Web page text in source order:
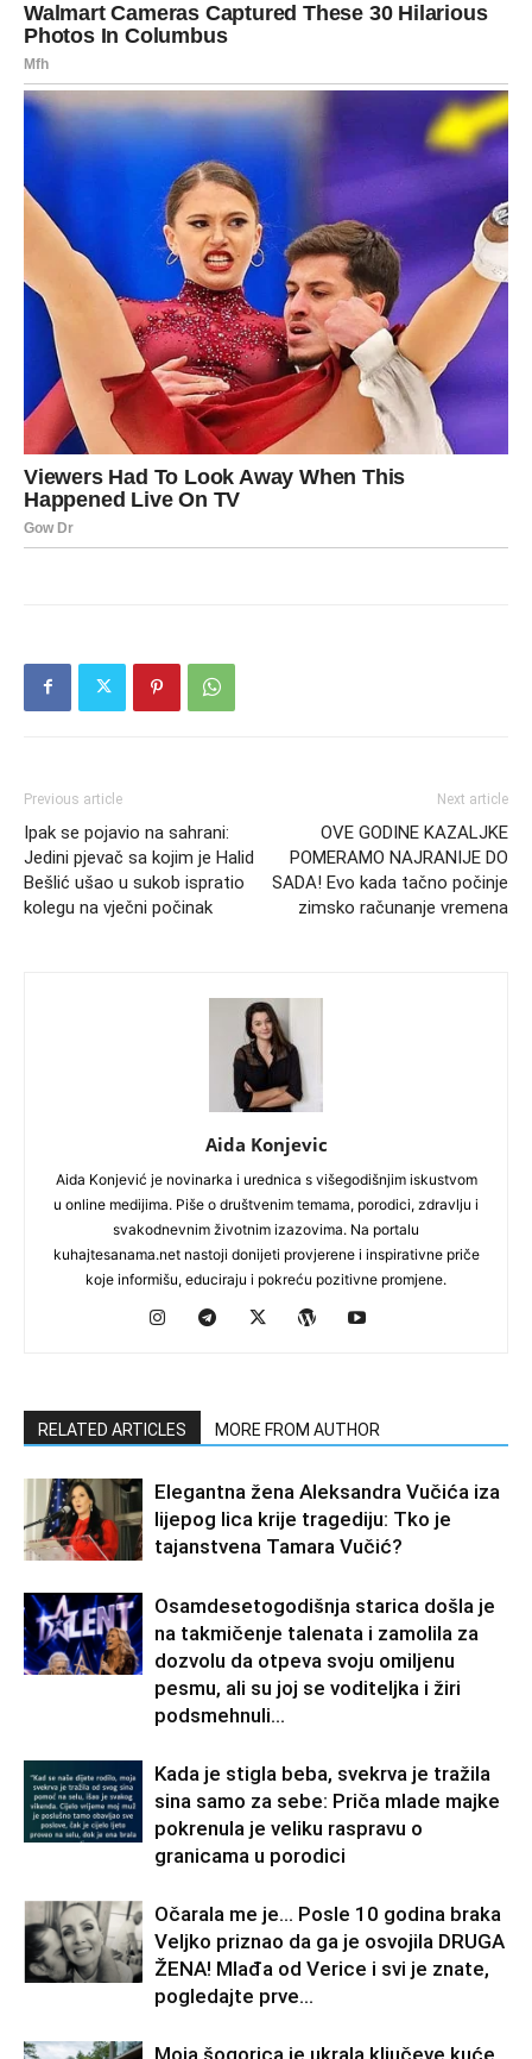
Previous article
Ipak se pojavio na sahrani:
Jedini pjevač sa kojim je Halid
Bešlić ušao u sukob ispratio
kolegu na vječni počinak
Next article
OVE GODINE KAZALJKE
POMERAMO NAJRANIJE DO
SADA! Evo kada tačno počinje
zimsko računanje vremena
Aida Konjevic
Aida Konjević je novinarka i urednica s višegodišnjim iskustvom
u online medijima. Piše o društvenim temama, porodici, zdravlju i
svakodnevnim životnim izazovima. Na portalu
kuhajtesanama.net nastoji donijeti provjerene i inspirativne priče
koje informišu, educiraju i pokreću pozitivne promjene.
RELATED ARTICLES MORE FROM AUTHOR
Elegantna žena Aleksandra Vučića iza
lijepog lica krije tragediju: Tko je
tajanstvena Tamara Vučić?
Osamdesetogodišnja starica došla je
na takmičenje talenata i zamolila za
dozvolu da otpeva svoju omiljenu
pesmu, ali su joj se voditeljka i žiri
podsmehnuli...
Kada je stigla beba, svekrva je tražila
sina samo za sebe: Priča mlade majke
pokrenula je veliku raspravu o
granicama u porodici
Očarala me je… Posle 10 godina braka
Veljko priznao da ga je osvojila DRUGA
ŽENA! Mlađa od Verice i svi je znate,
pogledajte prve...
Moja šogorica je ukrala ključeve kuće